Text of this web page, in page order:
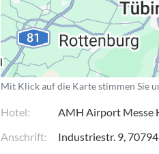
Mit Klick auf die Karte stimmen Sie
Hotel
AMH Airport Messe
Anschrift
Industriestr. 9 70794